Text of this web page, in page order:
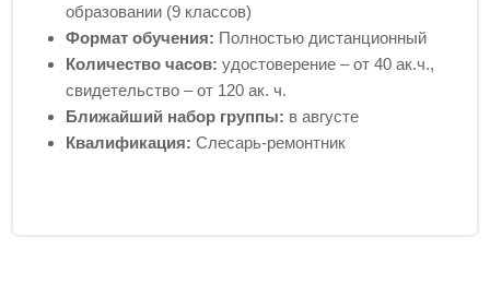
образовании (9 классов)
Формат обучения: Полностью дистанционный
Количество часов: удостоверение – от 40 ак.ч.,
свидетельство – от 120 ак. ч.
Ближайший набор группы: в августе
Квалификация: Слесарь-ремонтник